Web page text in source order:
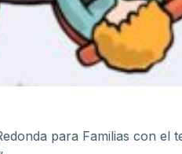
para Familias con el